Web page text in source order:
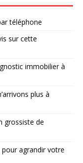
téléphone
sur cette
immobilier à
plus à
grossiste de
agrandir votre